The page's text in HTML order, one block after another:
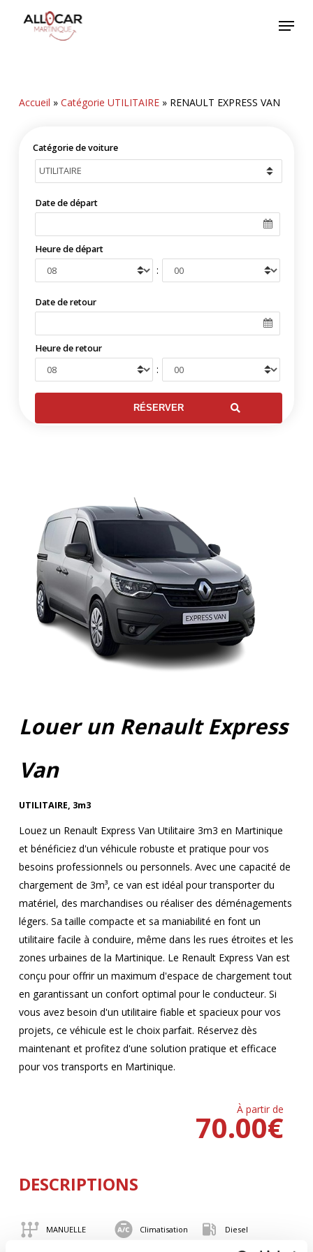
Menu
Accueil » Catégorie UTILITAIRE» RENAULT EXPRESS VAN
Catégorie de voiture
Date de départ
Heure de départ
:
Date de retour
Heure de retour
:
Louer un Renault Express
Van
UTILITAIRE, 3m3
Louez un Renault Express Van Utilitaire 3m3 en Martinique
et bénéficiez d'un véhicule robuste et pratique pour vos
besoins professionnels ou personnels. Avec une capacité de
chargement de 3m³, ce van est idéal pour transporter du
matériel, des marchandises ou réaliser des déménagements
légers. Sa taille compacte et sa maniabilité en font un
utilitaire facile à conduire, même dans les rues étroites et les
zones urbaines de la Martinique. Le Renault Express Van est
conçu pour offrir un maximum d'espace de chargement tout
en garantissant un confort optimal pour le conducteur. Si
vous avez besoin d'un utilitaire fiable et spacieux pour vos
projets, ce véhicule est le choix parfait. Réservez dès
maintenant et profitez d'une solution pratique et efficace
pour vos transports en Martinique.
À partir de
€
70.00
DESCRIPTIONS
MANUELLE Climatisation Diesel